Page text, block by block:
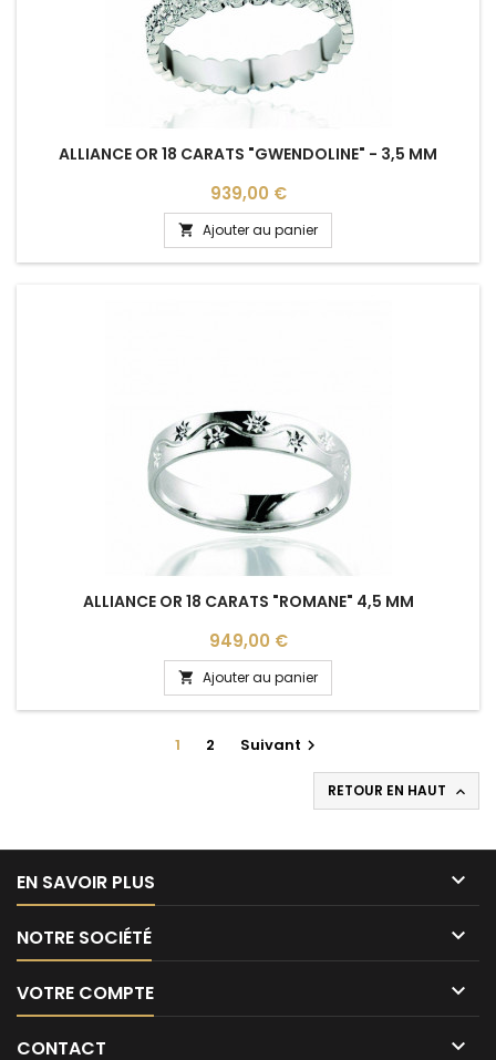
ALLIANCE OR 18 CARATS "GWENDOLINE" - 3,5 MM
Prix
939,00 €
 Ajouter au panier
ALLIANCE OR 18 CARATS "ROMANE" 4,5 MM
Prix
949,00 €
 Ajouter au panier
1 2 Suivant 
RETOUR EN HAUT 
EN SAVOIR PLUS 
NOTRE SOCIÉTÉ 
VOTRE COMPTE 
CONTACT 